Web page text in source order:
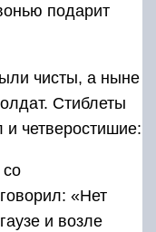
подарит
чисты, а ныне
Стиблеты
и четверостишие:
со
«Нет
и возле